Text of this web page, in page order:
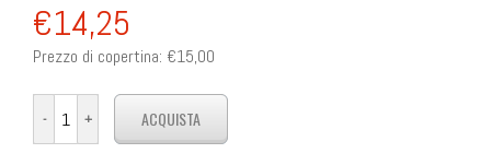
€14,25
Prezzo di copertina: €15,00